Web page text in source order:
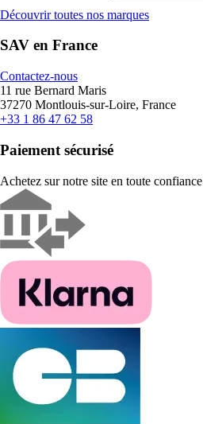
Découvrir toutes nos marques
SAV en France
Contactez-nous
11 rue Bernard Maris
37270 Montlouis-sur-Loire, France
+33 1 86 47 62 58
Paiement sécurisé
Achetez sur notre site en toute confiance